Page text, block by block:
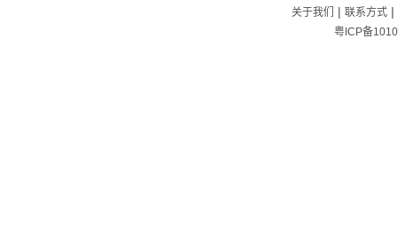
关于我们 | 联系方式|
粤ICP备